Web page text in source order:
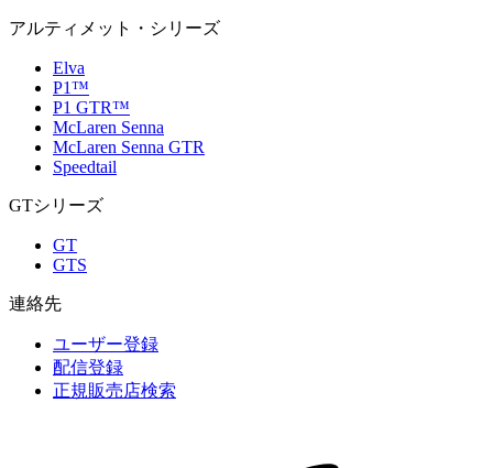
アルティメット・シリーズ
Elva
P1™
P1 GTR™
McLaren Senna
McLaren Senna GTR
Speedtail
GTシリーズ
GT
GTS
連絡先
ユーザー登録
配信登録
正規販売店検索